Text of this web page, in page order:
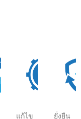
แก้ไข
ยั่งยืน